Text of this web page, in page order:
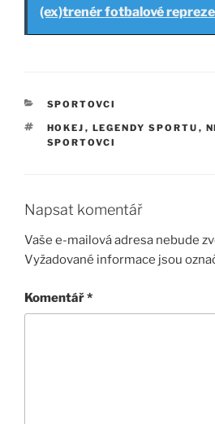
(ex)trenér fotbalové
RUBRIKY
SPORTOVCI
ŠTÍTKY
HOKEJ , LEGENDY SPORTU ,
SPORTOVCI
Napsat komentář
Vaše e-mailová adresa nebude
Vyžadované informace jsou
Komentář*